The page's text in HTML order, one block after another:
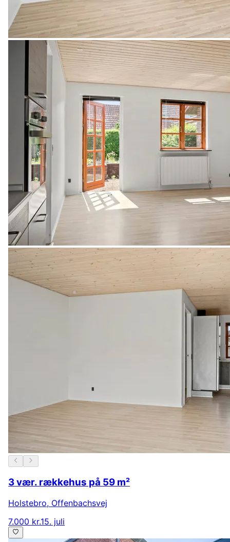
3 vær. rækkehus på 59 m²
Holstebro, Offenbachsvej
7.000 kr.15. juli